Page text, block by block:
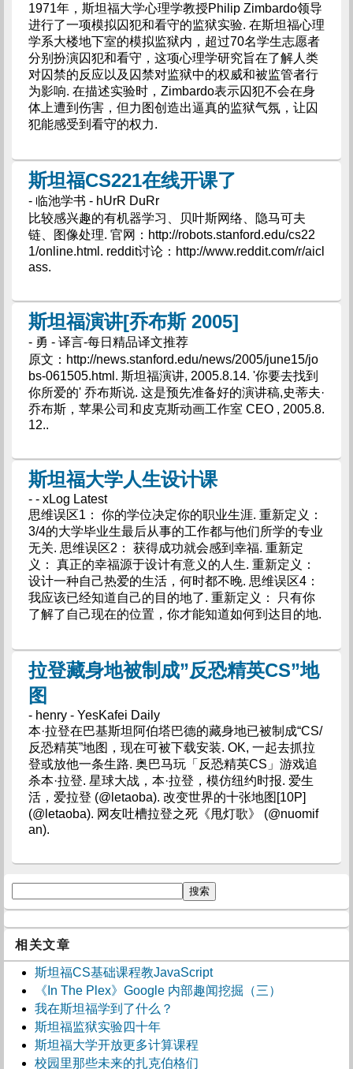
1971年，斯坦福大学心理学教授Philip Zimbardo领导
进行了一项模拟囚犯和看守的监狱实验. 在斯坦福心理
学系大楼地下室的模拟监狱内，超过70名学生志愿者
分别扮演囚犯和看守，这项心理学研究旨在了解人类
对囚禁的反应以及囚禁对监狱中的权威和被监管者行
为影响. 在描述实验时，Zimbardo表示囚犯不会在身
体上遭到伤害，但力图创造出逼真的监狱气氛，让囚
犯能感受到看守的权力.
斯坦福CS221在线开课了
- 临池学书 - hUrR DuRr
比较感兴趣的有机器学习、贝叶斯网络、隐马可夫
链、图像处理. 官网：http://robots.stanford.edu/cs22
1/online.html. reddit讨论：http://www.reddit.com/r/aicl
ass.
斯坦福演讲[乔布斯 2005]
- 勇 - 译言-每日精品译文推荐
原文：http://news.stanford.edu/news/2005/june15/jo
bs-061505.html. 斯坦福演讲, 2005.8.14. '你要去找到
你所爱的' 乔布斯说. 这是预先准备好的演讲稿,史蒂夫·
乔布斯，苹果公司和皮克斯动画工作室 CEO , 2005.8.
12..
斯坦福大学人生设计课
- - xLog Latest
思维误区1： 你的学位决定你的职业生涯. 重新定义：
3/4的大学毕业生最后从事的工作都与他们所学的专业
无关. 思维误区2： 获得成功就会感到幸福. 重新定
义： 真正的幸福源于设计有意义的人生. 重新定义：
设计一种自己热爱的生活，何时都不晚. 思维误区4：
我应该已经知道自己的目的地了. 重新定义： 只有你
了解了自己现在的位置，你才能知道如何到达目的地.
拉登藏身地被制成”反恐精英CS”地
图
- henry - YesKafei Daily
本·拉登在巴基斯坦阿伯塔巴德的藏身地已被制成“CS/
反恐精英”地图，现在可被下载安装. OK, 一起去抓拉
登或放他一条生路. 奥巴马玩「反恐精英CS」游戏追
杀本·拉登. 星球大战，本·拉登，模仿纽约时报. 爱生
活，爱拉登 (@letaoba). 改变世界的十张地图[10P]
(@letaoba). 网友吐槽拉登之死《甩灯歌》 (@nuomif
an).
相关文章
斯坦福CS基础课程教JavaScript
《In The Plex》Google 内部趣闻挖掘（三）
我在斯坦福学到了什么？
斯坦福监狱实验四十年
斯坦福大学开放更多计算课程
校园里那些未来的扎克伯格们